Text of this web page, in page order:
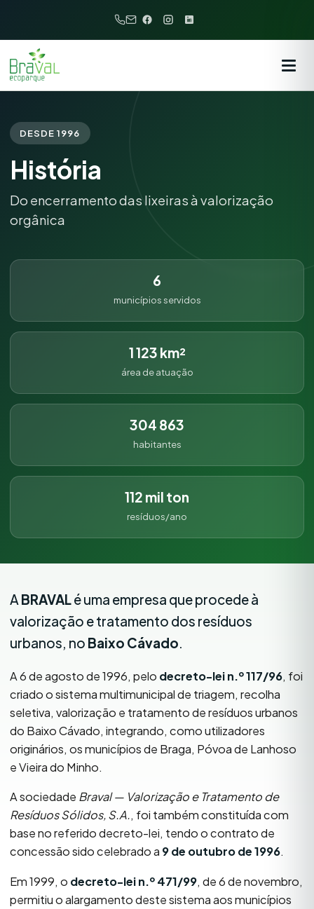
DESDE 1996
História
Do encerramento das lixeiras à valorização
orgânica
6
municípios servidos
1 123 km²
área de atuação
304 863
habitantes
112 mil ton
resíduos/ano
A BRAVALé uma empresa que procede à
valorização e tratamento dos resíduos
urbanos, no Baixo Cávado.
A 6 de agosto de 1996, pelo decreto-lei n.º 117/96, foi
criado o sistema multimunicipal de triagem, recolha
seletiva, valorização e tratamento de resíduos urbanos
do Baixo Cávado, integrando, como utilizadores
originários, os municípios de Braga, Póvoa de Lanhoso
e Vieira do Minho.
A sociedade Braval — Valorização e Tratamento de
Resíduos Sólidos, S.A., foi também constituída com
base no referido decreto-lei, tendo o contrato de
concessão sido celebrado a 9 de outubro de 1996.
Em 1999, o decreto-lei n.º 471/99, de 6 de novembro,
permitiu o alargamento deste sistema aos municípios